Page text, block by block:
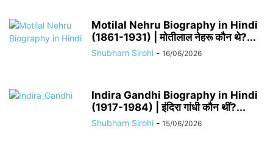
Motilal Nehru Biography in Hindi
(1861-1931) | मोतीलाल नेहरू कौन थे?...
Shubham Sirohi - 16/06/2026
Indira Gandhi Biography in Hindi
(1917-1984) | इंदिरा गांधी कौन थीं?...
Shubham Sirohi - 15/06/2026